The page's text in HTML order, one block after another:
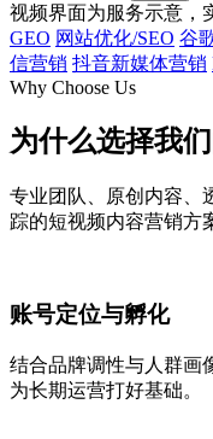
视频界面为服务示意，
GEO 网站优化/SEO 谷
信营销 抖音新媒体营销
Why Choose Us
为什么选择我
专业团队、原创内容、
踪的短视频内容营销方
账号定位与孵化
结合品牌调性与人群画
为长期运营打好基础。